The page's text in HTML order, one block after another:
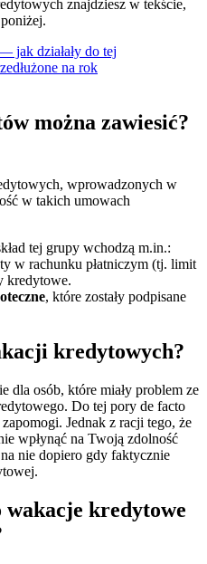
znajdziesz w tekście,
jak działały do tej
na rok
można zawiesić?
wprowadzonych w
w takich umowach
tej grupy wchodzą m.in.:
w rachunku płatniczym (tj. limit
kredytowe.
, które zostały podpisane
kredytowych?
dla osób, które miały problem ze
Do tej pory de facto
Jednak z racji tego, że
wpłynąć na Twoją zdolność
nie dopiero gdy faktycznie
wakacje kredytowe